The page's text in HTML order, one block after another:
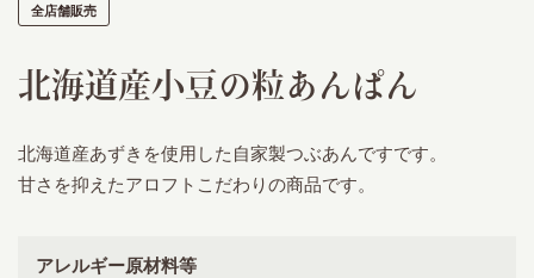
全店舗販売
北海道産小豆の粒あんぱん
北海道産あずきを使用した自家製つぶあんですです。
甘さを抑えたアロフトこだわりの商品です。
アレルギー原材料等